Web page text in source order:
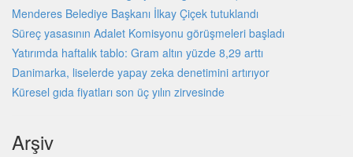
Menderes Belediye Başkanı İlkay Çiçek tutuklandı
Süreç yasasının Adalet Komisyonu görüşmeleri başladı
Yatırımda haftalık tablo: Gram altın yüzde 8,29 arttı
Danimarka, liselerde yapay zeka denetimini artırıyor
Küresel gıda fiyatları son üç yılın zirvesinde
Arşiv